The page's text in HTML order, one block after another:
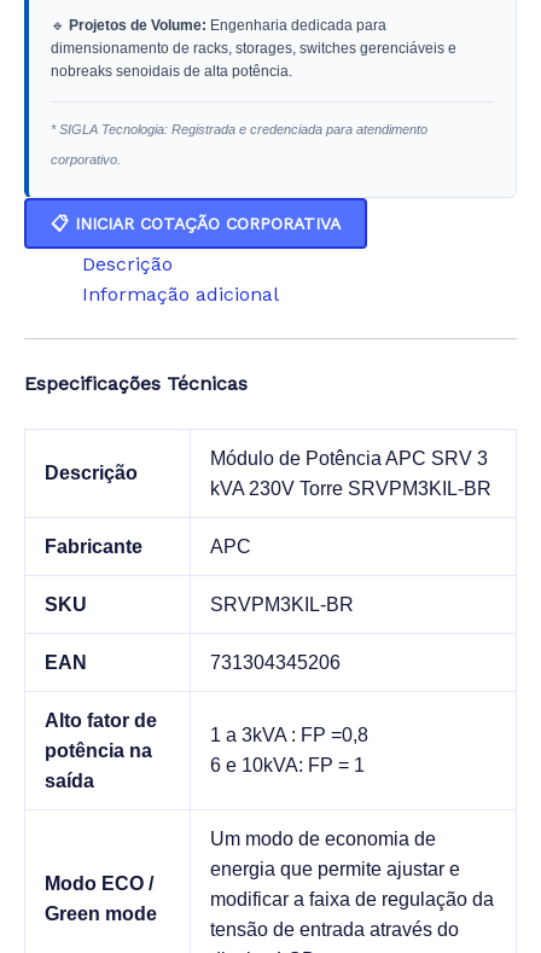
🔹 Projetos de Volume: Engenharia dedicada para
dimensionamento de racks, storages, switches gerenciáveis e
nobreaks senoidais de alta potência.
* SIGLA Tecnologia: Registrada e credenciada para atendimento
corporativo.
📋 INICIAR COTAÇÃO CORPORATIVA
Descrição
Informação adicional
Especificações Técnicas
Descrição
Módulo de Potência APC SRV 3
kVA 230V Torre SRVPM3KIL-BR
Fabricante APC
SKU SRVPM3KIL-BR
EAN 731304345206
Alto fator de
potência na
saída
1 a 3kVA : FP =0,8
6 e 10kVA: FP = 1
Modo ECO /
Green mode
Um modo de economia de
energia que permite ajustar e
modificar a faixa de regulação da
tensão de entrada através do